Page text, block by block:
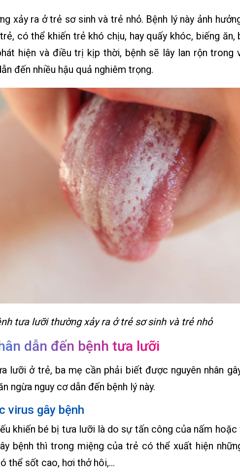
xảy ra ở trẻ sơ sinh và trẻ nhỏ. Bệnh lý này ảnh
có thể khiến trẻ khó chịu, hay quấy khóc, biếng ăn,
hiện và điều trị kịp thời, bệnh sẽ lây lan rộn trong
đến nhiều hậu quả nghiêm trọng.
tưa lưỡi thường xảy ra ở trẻ sơ sinh và trẻ nhỏ
dẫn đến bệnh tưa lưỡi
lưỡi ở trẻ, ba mẹ cần phải biết được nguyên nhân
ngừa nguy cơ dẫn đến bệnh lý này.
virus gây bệnh
khiến bé bị tưa lưỡi là do sự tấn công của nấm hoặc
bệnh thì trong miệng của trẻ có thể xuất hiện
thể sốt cao, hơi thở hôi,…